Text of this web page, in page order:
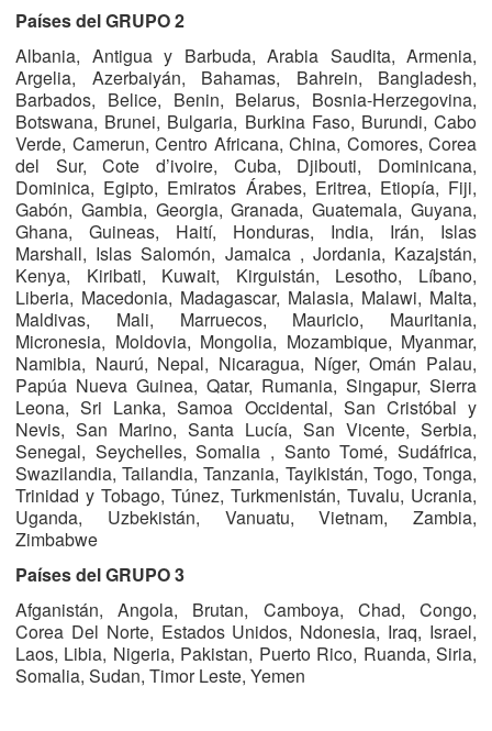
Países del GRUPO 2
Albania, Antigua y Barbuda, Arabia Saudita, Armenia,
Argelia, Azerbaiyán, Bahamas, Bahrein, Bangladesh,
Barbados, Belice, Benin, Belarus, Bosnia-Herzegovina,
Botswana, Brunei, Bulgaria, Burkina Faso, Burundi, Cabo
Verde, Camerun, Centro Africana, China, Comores, Corea
del Sur, Cote d’ivoire, Cuba, Djibouti, Dominicana,
Dominica, Egipto, Emiratos Árabes, Eritrea, Etiopía, Fiji,
Gabón, Gambia, Georgia, Granada, Guatemala, Guyana,
Ghana, Guineas, Haití, Honduras, India, Irán, Islas
Marshall, Islas Salomón, Jamaica , Jordania, Kazajstán,
Kenya, Kiribati, Kuwait, Kirguistán, Lesotho, Líbano,
Liberia, Macedonia, Madagascar, Malasia, Malawi, Malta,
Maldivas, Mali, Marruecos, Mauricio, Mauritania,
Micronesia, Moldovia, Mongolia, Mozambique, Myanmar,
Namibia, Naurú, Nepal, Nicaragua, Níger, Omán Palau,
Papúa Nueva Guinea, Qatar, Rumania, Singapur, Sierra
Leona, Sri Lanka, Samoa Occidental, San Cristóbal y
Nevis, San Marino, Santa Lucía, San Vicente, Serbia,
Senegal, Seychelles, Somalia , Santo Tomé, Sudáfrica,
Swazilandia, Tailandia, Tanzania, Tayikistán, Togo, Tonga,
Trinidad y Tobago, Túnez, Turkmenistán, Tuvalu, Ucrania,
Uganda, Uzbekistán, Vanuatu, Vietnam, Zambia,
Zimbabwe
Países del GRUPO 3
Afganistán, Angola, Brutan, Camboya, Chad, Congo,
Corea Del Norte, Estados Unidos, Ndonesia, Iraq, Israel,
Laos, Libia, Nigeria, Pakistan, Puerto Rico, Ruanda, Siria,
Somalia, Sudan, Timor Leste, Yemen